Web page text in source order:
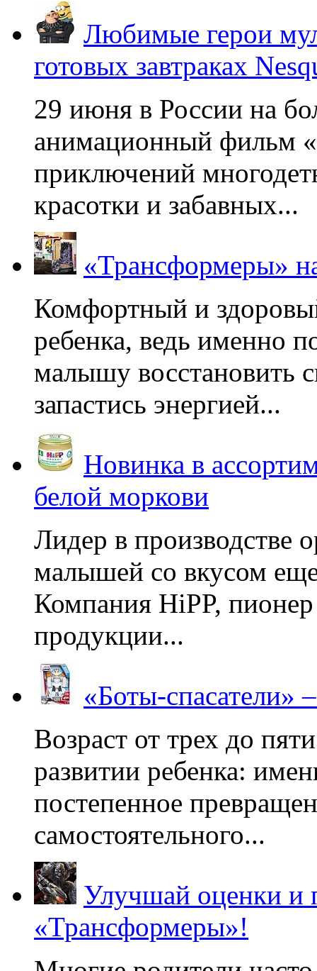
Любимые герои
готовых завтраках
29 июня в России на
анимационный фильм
приключений
красотки и забавных...
«Трансформеры»
Комфортный и
ребенка, ведь именно
малышу восстановить
запастись энергией...
Новинка в
белой моркови
Лидер в производстве
малышей со вкусом
Компания HiPP, пионер
продукции...
«Боты-спасатели»
Возраст от трех до
развитии ребенка:
постепенное
самостоятельного...
Улучшай оценки и
«Трансформеры»!